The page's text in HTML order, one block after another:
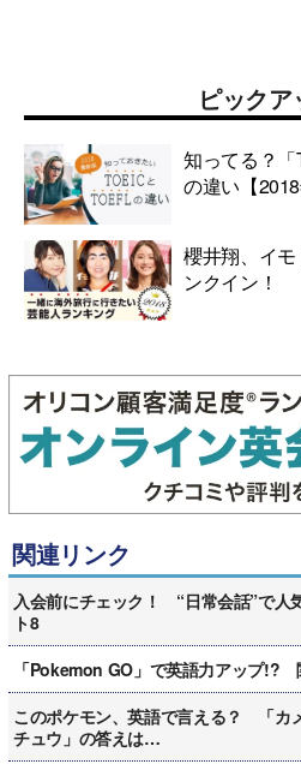
ピックア
知ってる？「
の違い【2018
櫻井翔、イ
ンクイン！
関連リンク
入会前にチェック！ “日常会話”で人
ト8
「Pokemon GO」で英語力アップ!?
このポケモン、英語で言える？ 「カ
チュウ」の答えは…